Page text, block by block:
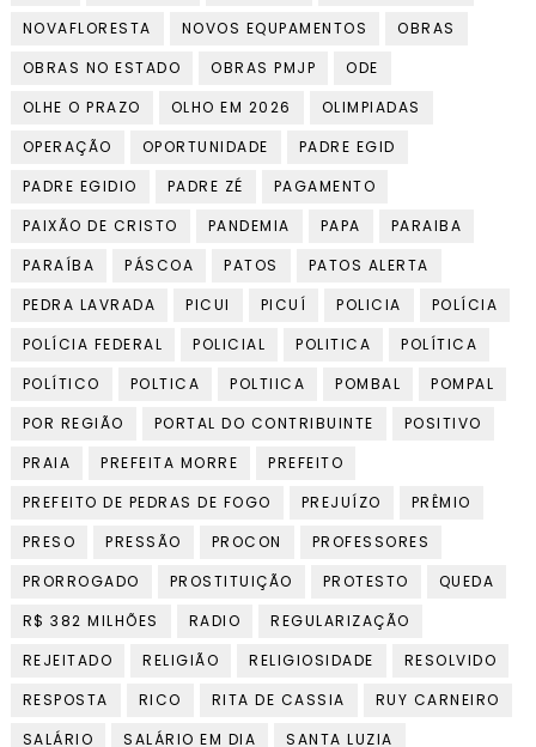
NOVAFLORESTA
NOVOS EQUPAMENTOS
OBRAS
OBRAS NO ESTADO
OBRAS PMJP
ODE
OLHE O PRAZO
OLHO EM 2026
OLIMPIADAS
OPERAÇÃO
OPORTUNIDADE
PADRE EGID
PADRE EGIDIO
PADRE ZÉ
PAGAMENTO
PAIXÃO DE CRISTO
PANDEMIA PAPA
PARAIBA
PARAÍBA
PÁSCOA PATOS
PATOS ALERTA
PEDRA LAVRADA
PICUI PICUÍ POLICIA
POLÍCIA
POLÍCIA FEDERAL
POLICIAL POLITICA
POLÍTICA
POLÍTICO
POLTICA POLTIICA POMBAL
POMPAL
POR REGIÃO
PORTAL DO CONTRIBUINTE
POSITIVO
PRAIA
PREFEITA MORRE
PREFEITO
PREFEITO DE PEDRAS DE FOGO
PREJUÍZO
PRÊMIO
PRESO
PRESSÃO PROCON
PROFESSORES
PRORROGADO
PROSTITUIÇÃO PROTESTO
QUEDA
R$ 382 MILHÕES
RADIO
REGULARIZAÇÃO
REJEITADO
RELIGIÃO RELIGIOSIDADE
RESOLVIDO
RESPOSTA
RICO RITA DE CASSIA
RUY CARNEIRO
SALÁRIO
SALÁRIO EM DIA
SANTA LUZIA